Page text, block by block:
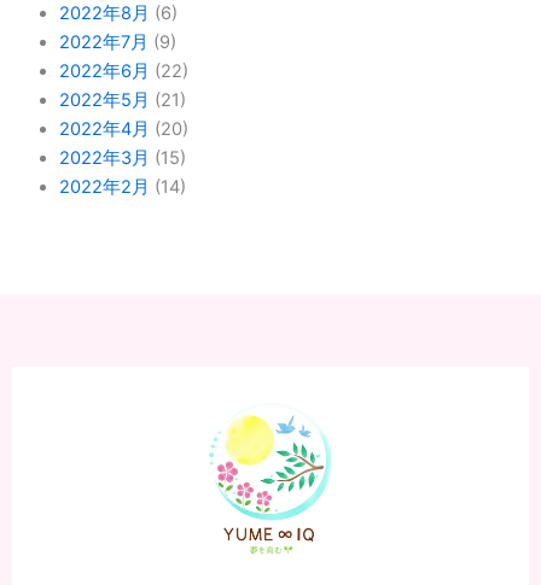
2022年8月 (6)
2022年7月 (9)
2022年6月 (22)
2022年5月 (21)
2022年4月 (20)
2022年3月 (15)
2022年2月 (14)